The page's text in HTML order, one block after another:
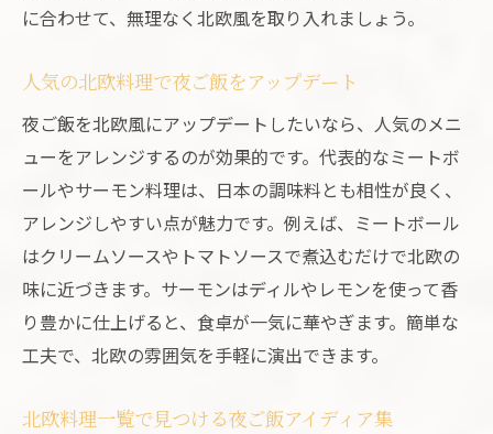
に合わせて、無理なく北欧風を取り入れましょう。
人気の北欧料理で夜ご飯をアップデート
夜ご飯を北欧風にアップデートしたいなら、人気のメニ
ューをアレンジするのが効果的です。代表的なミートボ
ールやサーモン料理は、日本の調味料とも相性が良く、
アレンジしやすい点が魅力です。例えば、ミートボール
はクリームソースやトマトソースで煮込むだけで北欧の
味に近づきます。サーモンはディルやレモンを使って香
り豊かに仕上げると、食卓が一気に華やぎます。簡単な
工夫で、北欧の雰囲気を手軽に演出できます。
北欧料理一覧で見つける夜ご飯アイディア集